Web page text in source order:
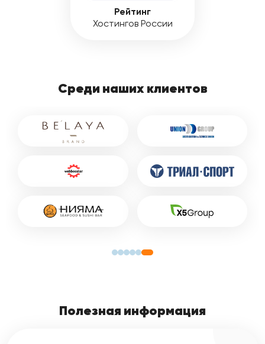
Рейтинг
Хостингов России
Среди наших клиентов
Полезная информация